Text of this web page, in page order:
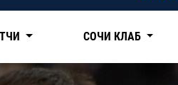
СОЧИ КЛАБ